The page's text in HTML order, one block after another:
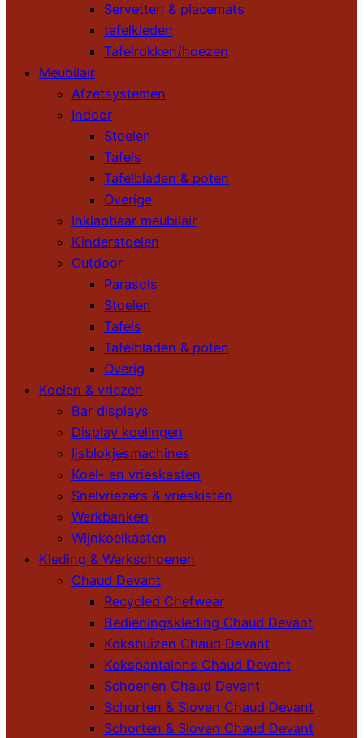
Servetten & placemats
tafelkleden
Tafelrokken/hoezen
Meubilair
Afzetsystemen
Indoor
Stoelen
Tafels
Tafelbladen & poten
Overige
Inklapbaar meubilair
Kinderstoelen
Outdoor
Parasols
Stoelen
Tafels
Tafelbladen & poten
Overig
Koelen & vriezen
Bar displays
Display koelingen
Ijsblokjesmachines
Koel- en vrieskasten
Snelvriezers & vrieskisten
Werkbanken
Wijnkoelkasten
Kleding & Werkschoenen
Chaud Devant
Recycled Chefwear
Bedieningskleding Chaud Devant
Koksbuizen Chaud Devant
Kokspantalons Chaud Devant
Schoenen Chaud Devant
Schorten & Sloven Chaud Devant
Schorten & Sloven Chaud Devant